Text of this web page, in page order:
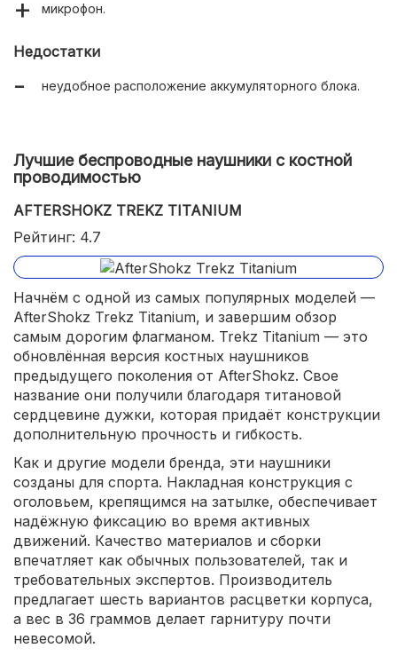
микрофон.
Недостатки
неудобное расположение аккумуляторного блока.
Лучшие беспроводные наушники с костной
проводимостью
AFTERSHOKZ TREKZ TITANIUM
Рейтинг: 4.7
Начнём с одной из самых популярных моделей —
AfterShokz Trekz Titanium, и завершим обзор
самым дорогим флагманом. Trekz Titanium — это
обновлённая версия костных наушников
предыдущего поколения от AfterShokz. Свое
название они получили благодаря титановой
сердцевине дужки, которая придаёт конструкции
дополнительную прочность и гибкость.
Как и другие модели бренда, эти наушники
созданы для спорта. Накладная конструкция с
оголовьем, крепящимся на затылке, обеспечивает
надёжную фиксацию во время активных
движений. Качество материалов и сборки
впечатляет как обычных пользователей, так и
требовательных экспертов. Производитель
предлагает шесть вариантов расцветки корпуса,
а вес в 36 граммов делает гарнитуру почти
невесомой.